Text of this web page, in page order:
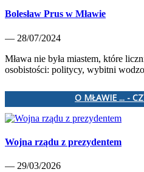
Bolesław Prus w Mławie
— 28/07/2024
Mława nie była miastem, które
osobistości: politycy, wybitni
O MŁAWIE ... -
Wojna rządu z prezydentem
— 29/03/2026